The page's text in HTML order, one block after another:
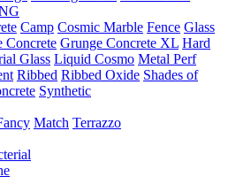
Camp Cosmic Marble Fence Glass
Concrete Grunge Concrete XL Hard
Glass Liquid Cosmo Metal Perf
Ribbed Ribbed Oxide Shades of
Synthetic
Match Terrazzo